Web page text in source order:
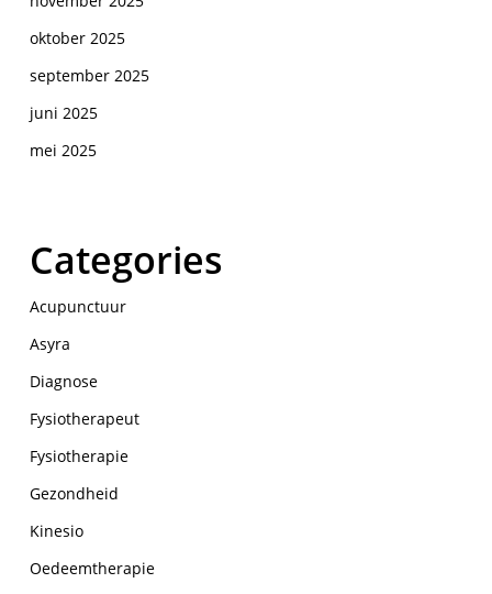
oktober 2025
september 2025
juni 2025
mei 2025
Categories
Acupunctuur
Asyra
Diagnose
Fysiotherapeut
Fysiotherapie
Gezondheid
Kinesio
Oedeemtherapie